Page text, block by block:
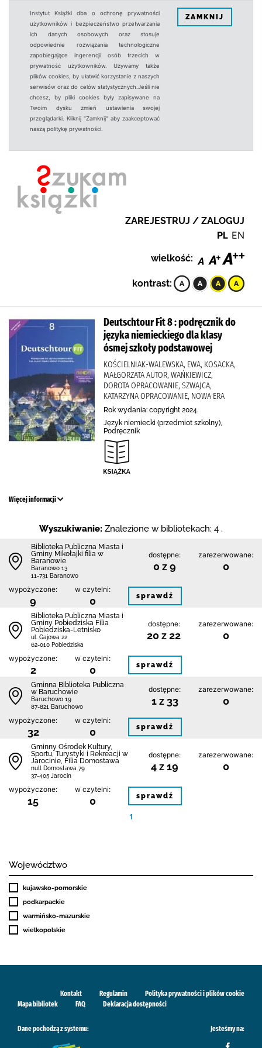
Instytut Książki dba o ochronę prywatności
użytkowników i bezpieczeństwo przetwarzania
ich danych osobowych oraz stosuje
odpowiednie rozwiązania technologiczne
zapobiegające ingerencji osób trzecich w
prywatność użytkowników. Używamy także
plików cookies, by ułatwić korzystanie z naszych
serwisów oraz do celów statystycznych.Jeśli nie
chcesz, by pliki cookies były zapisywane na
Twoim dysku zmień ustawienia swojej
przeglądarki. Kliknij "Zamknij" aby zaakceptować
naszą politykę prywatności.
ZAMKNIJ
ZAREJESTRUJ / ZALOGUJ
PL EN
wielkość:
kontrast:
Deutschtour Fit 8 : podręcznik do
języka niemieckiego dla klasy
ósmej szkoły podstawowej
KOŚCIELNIAK-WALEWSKA, EWA, KOSACKA,
MAŁGORZATA AUTOR, WAŃKIEWICZ,
DOROTA OPRACOWANIE, SZWAJCA,
KATARZYNA OPRACOWANIE, NOWA ERA
Rok wydania: copyright 2024.
Język niemiecki (przedmiot szkolny),
Podręcznik
Więcej informacji
Wyszukiwanie: Znalezione w bibliotekach: 4 .
Biblioteka Publiczna Miasta i
Gminy Mikołajki filia w
Baranowie
Baranowo 13
11-731 Baranowo
dostępne:
0 z 9
zarezerwowane:
0
wypożyczone:
9
w czytelni:
0 sprawdź
Biblioteka Publiczna Miasta i
Gminy Pobiedziska Filia
Pobiedziska-Letnisko
ul. Gajowa 22
62-010 Pobiedziska
dostępne:
20 z 22
zarezerwowane:
0
wypożyczone:
2
w czytelni:
0 sprawdź
Gminna Biblioteka Publiczna
w Baruchowie
Baruchowo 19
87-821 Baruchowo
dostępne:
1 z 33
zarezerwowane:
0
wypożyczone:
32
w czytelni:
0 sprawdź
Gminny Ośrodek Kultury,
Sportu, Turystyki i Rekreacji w
Jarocinie, Filia Domostawa
null Domostawa 79
37-405 Jarocin
dostępne:
4 z 19
zarezerwowane:
0
wypożyczone:
15
w czytelni:
0 sprawdź
1
Województwo
kujawsko-pomorskie
podkarpackie
warmińsko-mazurskie
wielkopolskie
Kontakt Regulamin
Polityka prywatności i plików cookie
Mapa bibliotek
FAQ Deklaracja dostępności
Dane pochodzą z systemu: Jesteśmy na: